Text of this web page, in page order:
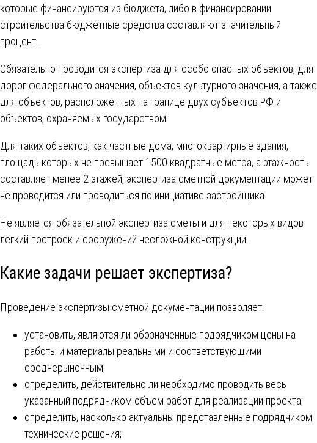
которые финансируются из бюджета, либо в финансировании
строительства бюджетные средства составляют значительный
процент.
Обязательно проводится экспертиза для особо опасных объектов, для
дорог федерального значения, объектов культурного значения, а также
для объектов, расположенных на границе двух субъектов РФ и
объектов, охраняемых государством.
Для таких объектов, как частные дома, многоквартирные здания,
площадь которых не превышает 1500 квадратные метра, а этажность
составляет менее 2 этажей, экспертиза сметной документации может
не проводится или проводиться по инициативе застройщика.
Не является обязательной экспертиза сметы и для некоторых видов
легкий построек и сооружений несложной конструкции.
Какие задачи решает экспертиза?
Проведение экспертизы сметной документации позволяет:
установить, являются ли обозначенные подрядчиком цены на
работы и материалы реальными и соответствующими
среднерыночным;
определить, действительно ли необходимо проводить весь
указанный подрядчиком объем работ для реализации проекта;
определить, насколько актуальны представленные подрядчиком
технические решения;